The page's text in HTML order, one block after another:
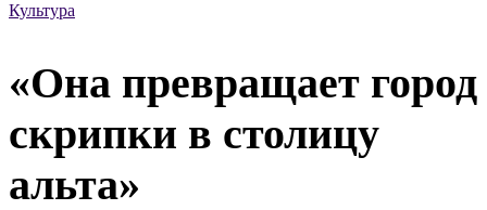
Культура
«Она превращает город
скрипки в столицу
альта»